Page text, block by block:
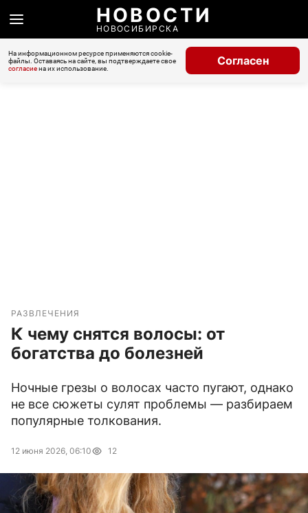
НОВОСТИ
НОВОСИБИРСКА
На информационном ресурсе применяются cookie-
файлы. Оставаясь на сайте, вы подтверждаете свое
согласиена их использование.
Согласен
РАЗВЛЕЧЕНИЯ
К чему снятся волосы: от
богатства до болезней
Ночные грезы о волосах часто пугают, однако
не все сюжеты сулят проблемы — разбираем
популярные толкования.
12 июня 2026, 06:10 12